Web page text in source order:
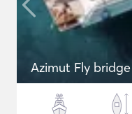
Azimut Fly bridge